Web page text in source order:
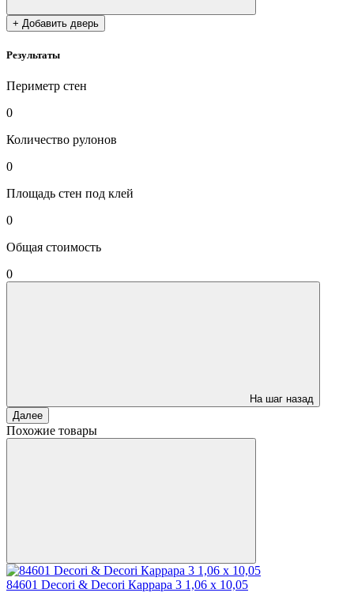
+ Добавить дверь
Результаты
Периметр стен
0
Количество рулонов
0
Площадь стен под клей
0
Общая стоимость
0
На шаг назад
Далее
Похожие товары
84601 Decori & Decori Каррара 3 1,06 x 10,05